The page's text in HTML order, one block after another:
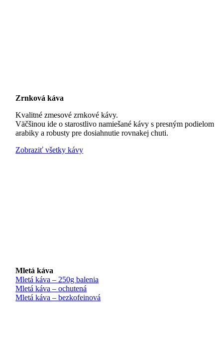
Zrnková káva
Kvalitné zmesové zrnkové kávy.
Väčšinou ide o starostlivo namiešané kávy s presným podielom
arabiky a robusty pre dosiahnutie rovnakej chuti.
Zobraziť všetky kávy
Mletá káva
Mletá káva – 250g balenia
Mletá káva – ochutená
Mletá káva – bezkofeinová